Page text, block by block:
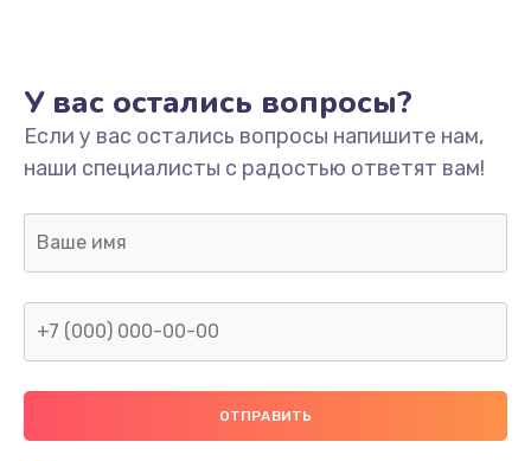
У вас остались вопросы?
Если у вас остались вопросы напишите нам,
наши специалисты с радостью ответят вам!